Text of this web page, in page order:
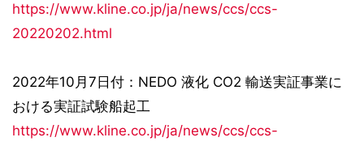
https://www.kline.co.jp/ja/news/ccs/ccs-
20220202.html
2022年10月7日付：NEDO 液化 CO2 輸送実証事業に
おける実証試験船起工
https://www.kline.co.jp/ja/news/ccs/ccs-